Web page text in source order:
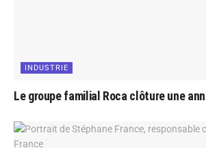
INDUSTRIE
Le groupe familial Roca clôture une